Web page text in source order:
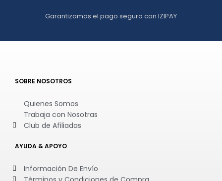
Garantizamos el pago seguro con IZIPAY
SOBRE NOSOTROS
Quienes Somos
Trabaja con Nosotras
Club de Afiliadas
AYUDA & APOYO
Información De Envío